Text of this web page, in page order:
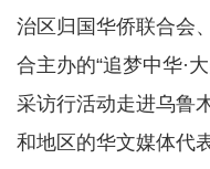
治区归国华侨联合会
合主办的“追梦中华·
采访行活动走进乌鲁
和地区的华文媒体代